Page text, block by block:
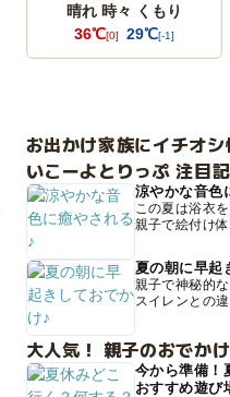
晴れ 時々 くもり
36℃[0] 29℃[-1]
お出かけ家族にイチオシ
いこーよとりっぷ 注目
涼やかな音色
この夏は浴衣
親子で絵付け
夏の朝に早起
親子で神秘的
スイレンとの
大人気！ 親子のおでか
今から準備！
おすすめ遊び